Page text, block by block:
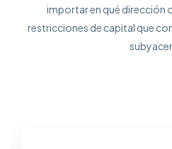
importar en qué dirección
restricciones de capital que